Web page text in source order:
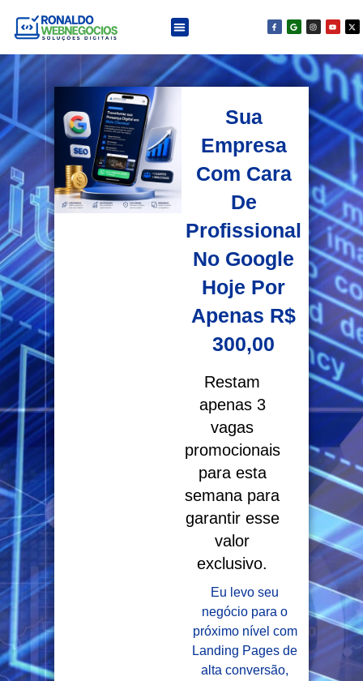
Sua
Empresa
Com Cara
De
Profissional
No Google
Hoje Por
Apenas R$
300,00
Restam
apenas 3
vagas
promocionais
para esta
semana para
garantir esse
valor
exclusivo.
Eu levo seu
negócio para o
próximo nível com
Landing Pages de
alta conversão,